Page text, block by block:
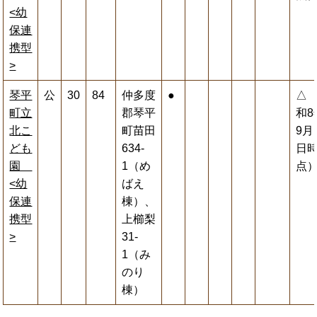
<幼
保連
携型
>
琴平
町立
北こ
ども
園
<幼
保連
携型
>
公 30 84
仲多度
郡琴平
町苗田
634-
1（め
ばえ
棟）、
上櫛梨
31-
1（み
のり
棟）
●
△
和8
9月
日
点